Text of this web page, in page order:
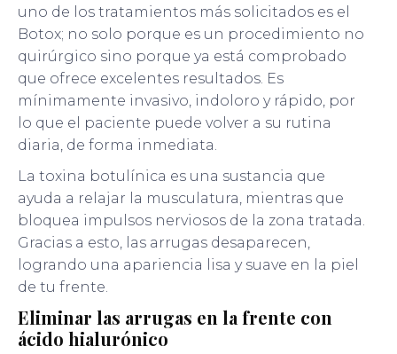
uno de los tratamientos más solicitados es el
Botox; no solo porque es un procedimiento no
quirúrgico sino porque ya está comprobado
que ofrece excelentes resultados. Es
mínimamente invasivo, indoloro y rápido, por
lo que el paciente puede volver a su rutina
diaria, de forma inmediata.
La toxina botulínica es una sustancia que
ayuda a relajar la musculatura, mientras que
bloquea impulsos nerviosos de la zona tratada.
Gracias a esto, las arrugas desaparecen,
logrando una apariencia lisa y suave en la piel
de tu frente.
Eliminar las arrugas en la frente con
ácido hialurónico